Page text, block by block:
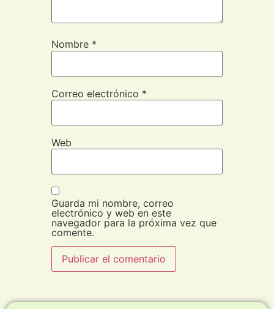
Nombre *
Correo electrónico *
Web
Guarda mi nombre, correo
electrónico y web en este
navegador para la próxima vez que
comente.